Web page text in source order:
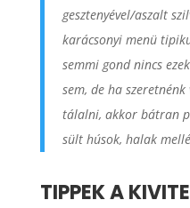
gesztenyével/aszalt
karácsonyi menü
semmi gond nincs
sem, de ha
tálalni, akkor bátran
sült húsok, halak
TIPPEK A